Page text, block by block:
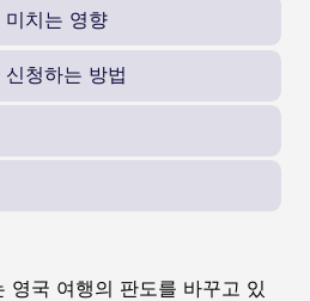
미치는 영향
청하는 방법
영국 여행의 판도를 바꾸고 있